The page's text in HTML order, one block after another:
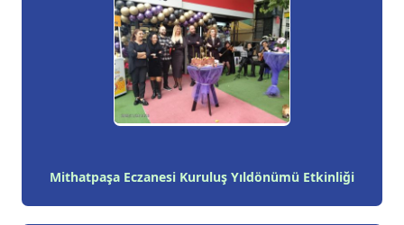
Mithatpaşa Eczanesi Kuruluş Yıldönümü Etkinliği